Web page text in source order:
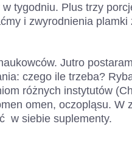
tygodniu. Plus trzy
i zwyrodnienia plamki
Jutro
czego ile trzeba?
różnych instytutów
omen, oczopląsu. W
w siebie suplementy.